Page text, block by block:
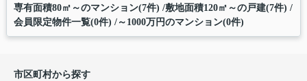
専有面積80㎡～のマンション(7件) 敷地面積120㎡～の戸建(7件)
会員限定物件一覧(0件) ～1000万円のマンション(0件)
市区町村から探す